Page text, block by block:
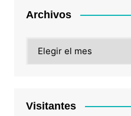
Archivos
Visitantes